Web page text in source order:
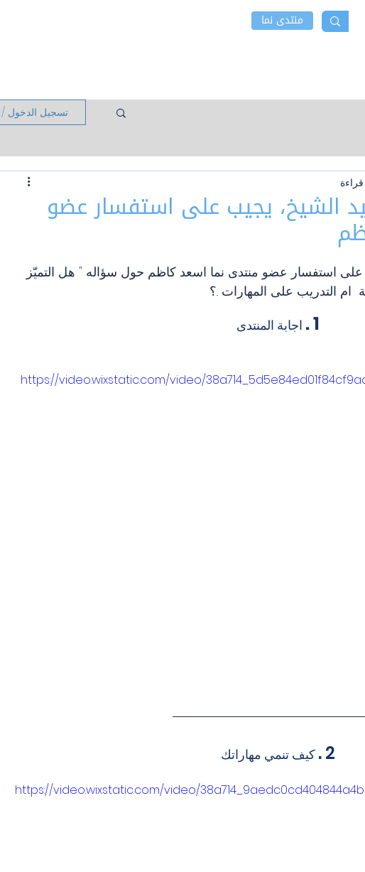
منتدى نما
تسجيل الدخول /
الشيخ، يجيب على استفسار عضو
على استفسار عضو منتدى نما اسعد كاظم حول سؤاله " هل التميّز
ام التدريب على المهارات ..؟
1 . اجابة المنتدى
https://video.wixstatic.com/video/
2 . كيف تنمي مهاراتك
https://video.wixstatic.com/video/